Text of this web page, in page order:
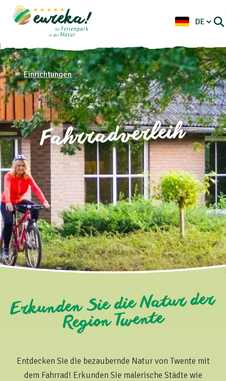
Fahrradverleih
Einrichtungen
Erkunden Sie die Natur der
Region Twente
Entdecken Sie die bezaubernde Natur von Twente mit
dem Fahrrad! Erkunden Sie malerische Städte wie